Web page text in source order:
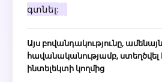
գտնել:
Այս բովանդակությունը, ամենայն
հավանականությամբ,
ինտելեկտի կողմից